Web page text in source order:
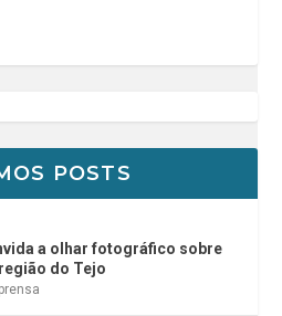
POSTS
a olhar fotográfico sobre
do Tejo